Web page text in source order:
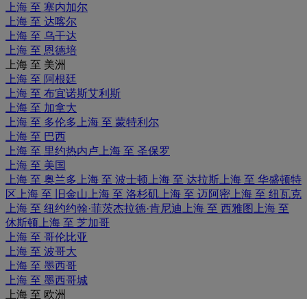
上海 至 塞内加尔
上海 至 达喀尔
上海 至 乌干达
上海 至 恩德培
上海 至 美洲
上海 至 阿根廷
上海 至 布宜诺斯艾利斯
上海 至 加拿大
上海 至 多伦多 上海 至 蒙特利尔
上海 至 巴西
上海 至 里约热内卢 上海 至 圣保罗
上海 至 美国
上海 至 奥兰多 上海 至 波士顿 上海 至 达拉斯 上海 至 华盛顿特
区 上海 至 旧金山 上海 至 洛杉矶 上海 至 迈阿密 上海 至 纽瓦克
上海 至 纽约约翰·菲茨杰拉德·肯尼迪 上海 至 西雅图
上海 至
休斯顿 上海 至 芝加哥
上海 至 哥伦比亚
上海 至 波哥大
上海 至 墨西哥
上海 至 墨西哥城
上海 至 欧洲